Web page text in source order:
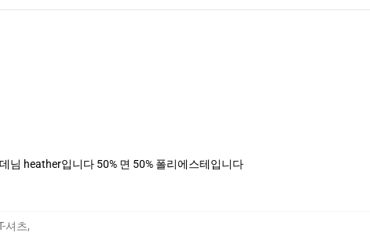
님 heather입니다 50% 면 50% 폴리에스테입니다
셔츠,